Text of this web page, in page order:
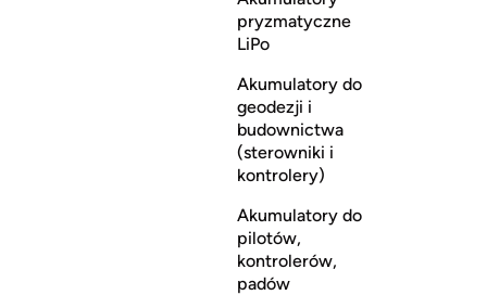
pryzmatyczne
LiPo
Akumulatory do
geodezji i
budownictwa
(sterowniki i
kontrolery)
Akumulatory do
pilotów,
kontrolerów,
padów